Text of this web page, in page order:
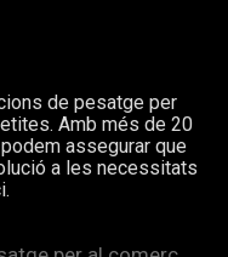
de pesatge per
Amb més de 20
assegurar que
a les necessitats